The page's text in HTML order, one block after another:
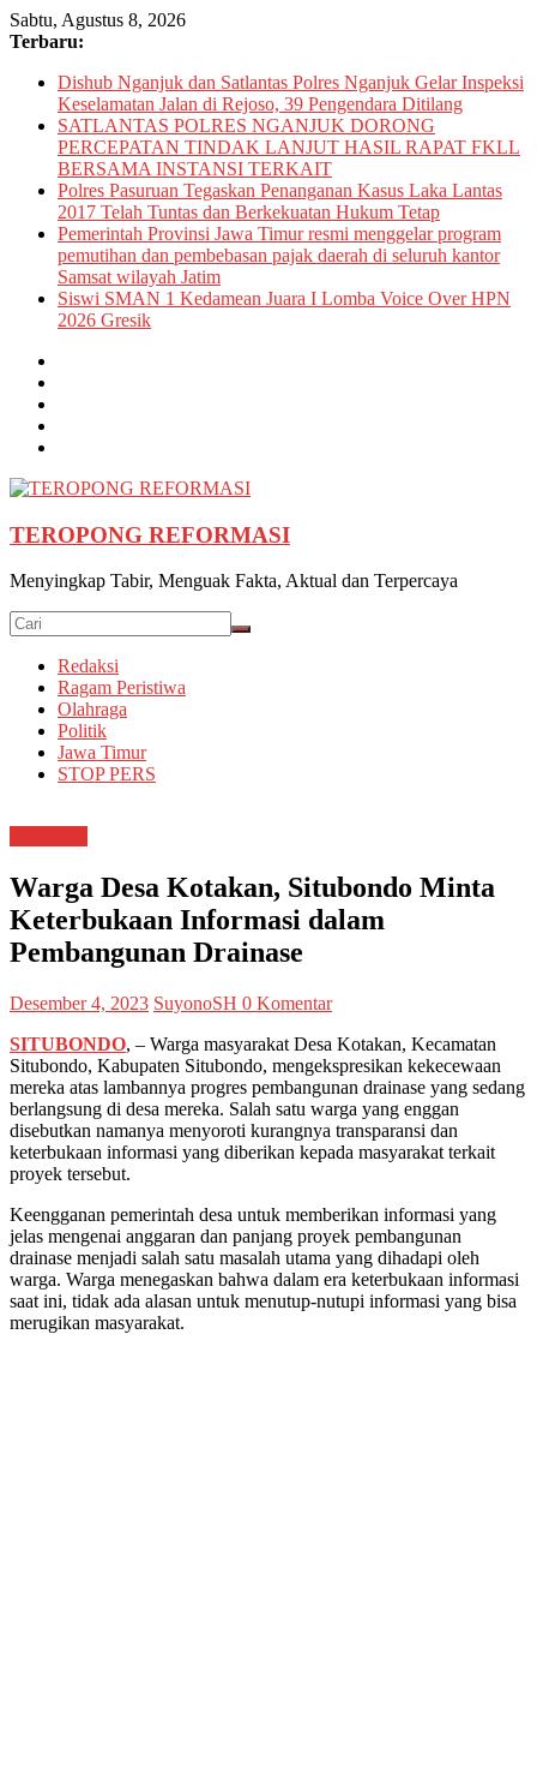
Skip
to
Sabtu, Agustus 8, 2026
Terbaru:
Dishub Nganjuk dan Satlantas Polres Nganjuk Gelar Inspeksi
Keselamatan Jalan di Rejoso, 39 Pengendara Ditilang
SATLANTAS POLRES NGANJUK DORONG
PERCEPATAN TINDAK LANJUT HASIL RAPAT FKLL
BERSAMA INSTANSI TERKAIT
Polres Pasuruan Tegaskan Penanganan Kasus Laka Lantas
2017 Telah Tuntas dan Berkekuatan Hukum Tetap
Pemerintah Provinsi Jawa Timur resmi menggelar program
pemutihan dan pembebasan pajak daerah di seluruh kantor
Samsat wilayah Jatim
Siswi SMAN 1 Kedamean Juara I Lomba Voice Over HPN
2026 Gresik
TEROPONG REFORMASI
Menyingkap Tabir, Menguak Fakta, Aktual dan Terpercaya
Redaksi
Ragam Peristiwa
Olahraga
Politik
Jawa Timur
STOP PERS
Warga Desa Kotakan, Situbondo Minta
Keterbukaan Informasi dalam
Pembangunan Drainase
Desember 4, 2023 SuyonoSH 0 Komentar
SITUBONDO, – Warga masyarakat Desa Kotakan, Kecamatan
Situbondo, Kabupaten Situbondo, mengekspresikan kekecewaan
mereka atas lambannya progres pembangunan drainase yang sedang
berlangsung di desa mereka. Salah satu warga yang enggan
disebutkan namanya menyoroti kurangnya transparansi dan
keterbukaan informasi yang diberikan kepada masyarakat terkait
proyek tersebut.
Keengganan pemerintah desa untuk memberikan informasi yang
jelas mengenai anggaran dan panjang proyek pembangunan
drainase menjadi salah satu masalah utama yang dihadapi oleh
warga. Warga menegaskan bahwa dalam era keterbukaan informasi
saat ini, tidak ada alasan untuk menutup-nutupi informasi yang bisa
merugikan masyarakat.